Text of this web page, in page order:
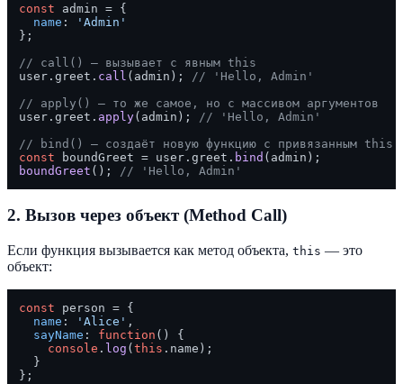
const admin = {
name :
'Admin'
};
// call() — вызывает с явным this
user. greet . call (admin);
// 'Hello, Admin'
// apply() — то же самое, но с массивом аргументов
user. greet . apply(admin);
// 'Hello, Admin'
// bind() — создаёт новую функцию с привязанным this
const boundGreet = user. greet . bind
boundGreet (); // 'Hello, Admin'
2. Вызов через объект (Method Call)
Если функция вызывается как метод объекта, this — это
объект:
const person = {
name : 'Alice' ,
sayName : function ( ) {
console . log ( this . name );
  }
};